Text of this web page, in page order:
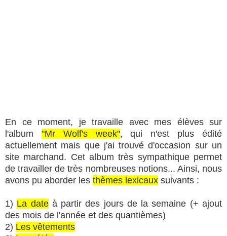
En ce moment, je travaille avec mes élèves sur
l'album "Mr Wolf's week", qui n'est plus édité
actuellement mais que j'ai trouvé d'occasion sur un
site marchand. Cet album très sympathique permet
de travailler de très nombreuses notions... Ainsi, nous
avons pu aborder les thèmes lexicaux suivants :
1) La dateà partir des jours de la semaine (+ ajout
des mois de l'année et des quantièmes)
2) Les vêtements